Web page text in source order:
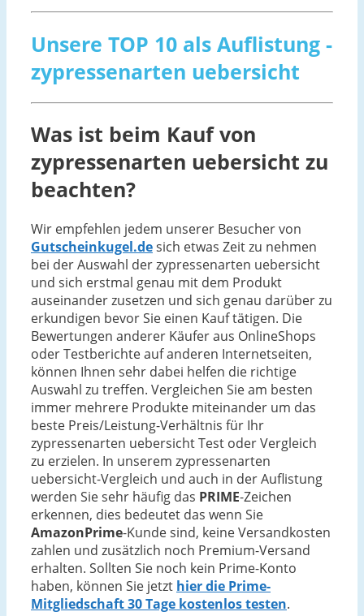
Unsere TOP 10 als Auflistung -
zypressenarten uebersicht
Was ist beim Kauf von
zypressenarten uebersicht zu
beachten?
Wir empfehlen jedem unserer Besucher von
Gutscheinkugel.desich etwas Zeit zu nehmen
bei der Auswahl der zypressenarten uebersicht
und sich erstmal genau mit dem Produkt
auseinander zusetzen und sich genau darüber zu
erkundigen bevor Sie einen Kauf tätigen. Die
Bewertungen anderer Käufer aus OnlineShops
oder Testberichte auf anderen Internetseiten,
können Ihnen sehr dabei helfen die richtige
Auswahl zu treffen. Vergleichen Sie am besten
immer mehrere Produkte miteinander um das
beste Preis/Leistung-Verhältnis für Ihr
zypressenarten uebersicht Test oder Vergleich
zu erzielen. In unserem zypressenarten
uebersicht-Vergleich und auch in der Auflistung
werden Sie sehr häufig das PRIME-Zeichen
erkennen, dies bedeutet das wenn Sie
AmazonPrime-Kunde sind, keine Versandkosten
zahlen und zusätzlich noch Premium-Versand
erhalten. Sollten Sie noch kein Prime-Konto
haben, können Sie jetzt hier die Prime-
Mitgliedschaft 30 Tage kostenlos testen.